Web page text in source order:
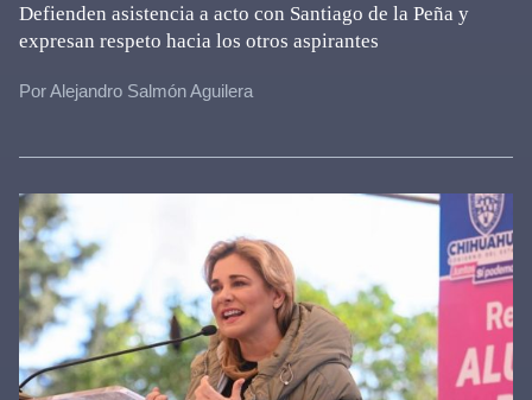
Defienden asistencia a acto con Santiago de la Peña y
expresan respeto hacia los otros aspirantes
Por Alejandro Salmón Aguilera